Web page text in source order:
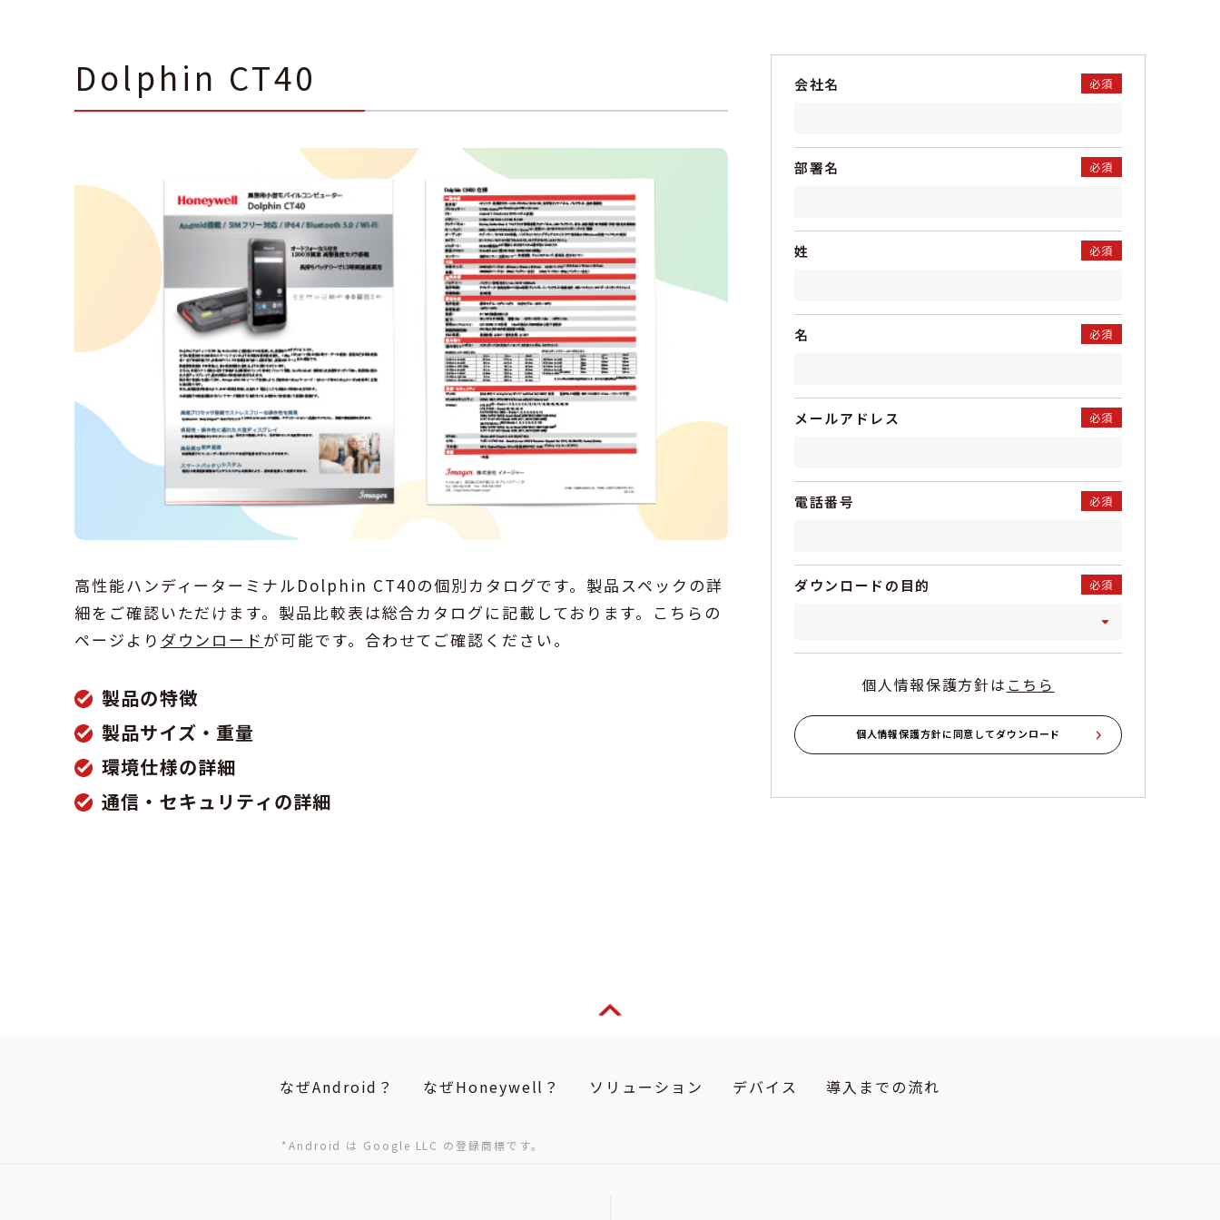
Dolphin CT40
高性能ハンディーターミナルDolphin CT40の個別カタログです。製品スペックの詳
細をご確認いただけます。製品比較表は総合カタログに記載しております。こちらの
ページより ダウンロード が可能です。合わせてご確認ください。
製品の特徴
製品サイズ・重量
環境仕様の詳細
通信・セキュリティの詳細
なぜAndroid？ なぜHoneywell？ ソリューション デバイス 導入までの流れ
*Android は Google LLC の登録商標です。